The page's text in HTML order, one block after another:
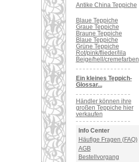
Antike China Teppiche
Blaue Teppiche
Graue Teppiche
Braune Teppiche
Blaue Teppiche
Grüne Teppiche
Rot/pink/flieder/lila
Beige/hell/cremefarben
Ein kleines Teppich-
Glossar...
Händler können ihre
großen Teppiche hier
verkaufen
Info Center
Häufige Fragen (FAQ)
AGB
Bestellvorgang